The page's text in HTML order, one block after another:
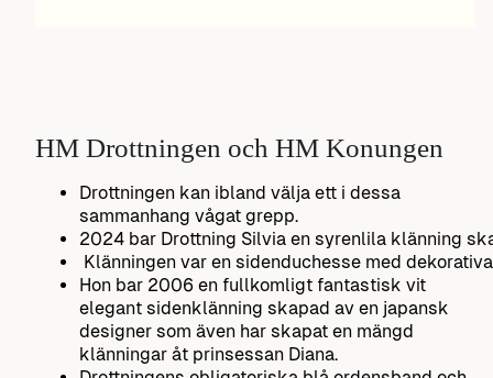
HM Drottningen och HM Konungen
Drottningen kan ibland välja ett i dessa
sammanhang vågat grepp.
2024 bar Drottning Silvia en syrenlila klänning
Klänningen var en sidenduchesse med
Hon bar 2006 en fullkomligt fantastisk vit
elegant sidenklänning skapad av en japansk
designer som även har skapat en mängd
klänningar åt prinsessan Diana.